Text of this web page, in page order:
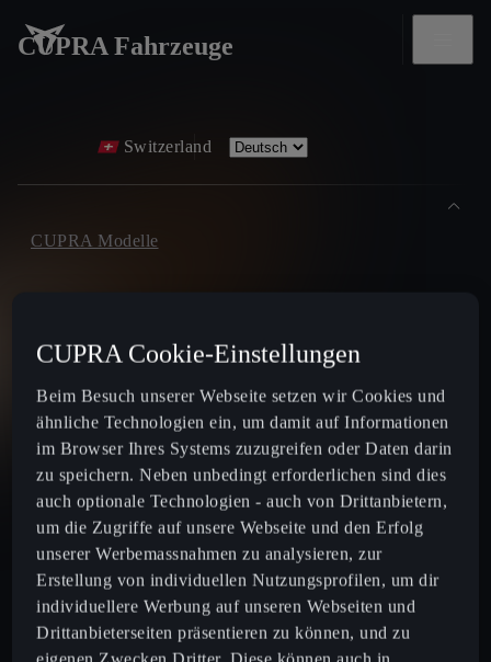
CUPRA Fahrzeuge
Switzerland
CUPRA Modelle
Der Neue CUPRA Born 2026
Terramar
Tavascan
Formentor
Leon
CUPRA Cookie-Einstellungen
Beim Besuch unserer Webseite setzen wir Cookies und
ähnliche Technologien ein, um damit auf Informationen
im Browser Ihres Systems zuzugreifen oder Daten darin
zu speichern. Neben unbedingt erforderlichen sind dies
auch optionale Technologien - auch von Drittanbietern,
um die Zugriffe auf unsere Webseite und den Erfolg
unserer Werbemassnahmen zu analysieren, zur
Erstellung von individuellen Nutzungsprofilen, um dir
individuellere Werbung auf unseren Webseiten und
Drittanbieterseiten präsentieren zu können, und zu